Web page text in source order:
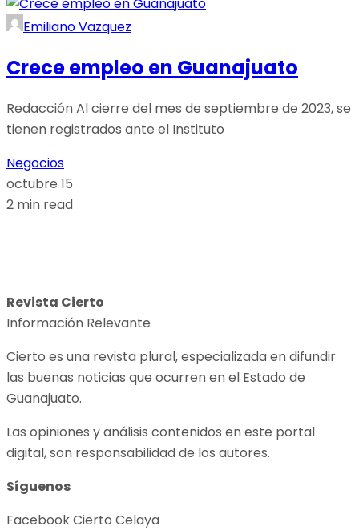
Emiliano Vazquez
Crece empleo en Guanajuato
Redacción Al cierre del mes de septiembre de 2023, se
tienen registrados ante el Instituto
Negocios
octubre 15
2 min read
Revista Cierto
Información Relevante
Cierto es una revista plural, especializada en difundir
las buenas noticias que ocurren en el Estado de
Guanajuato.
Las opiniones y análisis contenidos en este portal
digital, son responsabilidad de los autores.
Síguenos
Facebook Cierto Celaya